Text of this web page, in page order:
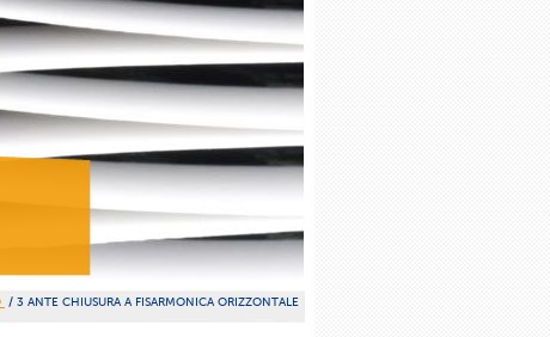
/ 3 ANTE CHIUSURA A FISARMONICA ORIZZONTALE